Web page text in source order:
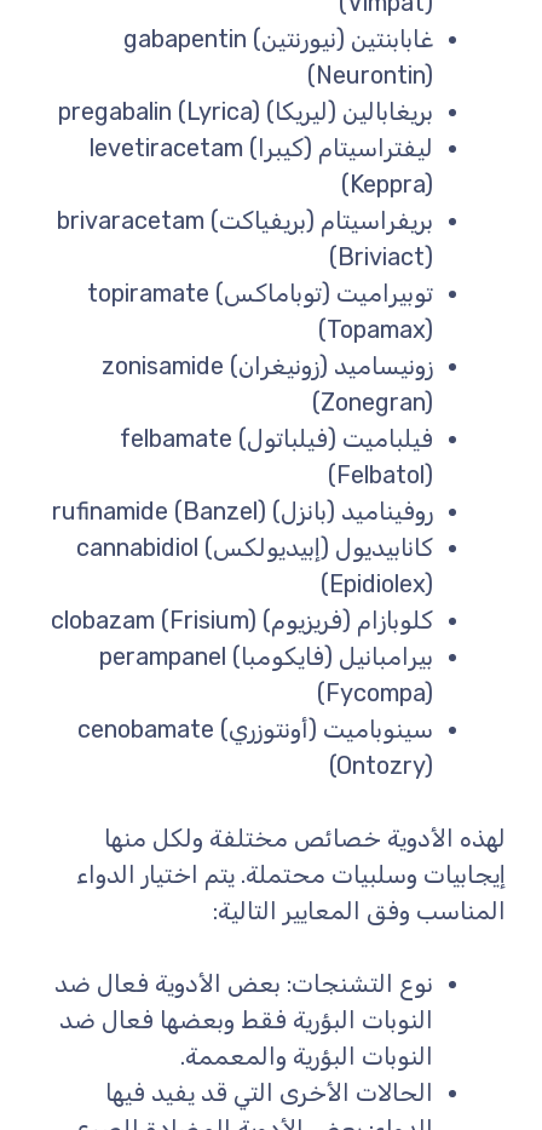
غابابنتين (نيورنتين) gabapentin
(Neurontin)
بريغابالين (ليريكا) pregabalin (Lyrica)
ليفتراسيتام (كيبرا) levetiracetam
(Keppra)
بريفراسيتام (بريفياكت) brivaracetam
(Briviact)
توبيراميت (توباماكس) topiramate
(Topamax)
زونيساميد (زونيغران) zonisamide
(Zonegran)
فيلباميت (فيلباتول) felbamate
(Felbatol)
روفيناميد (بانزل) rufinamide (Banzel)
كانابيديول (إبيديولكس) cannabidiol
(Epidiolex)
كلوبازام (فريزيوم) clobazam (Frisium)
بيرامبانيل (فايكومبا) perampanel
(Fycompa)
سينوباميت (أونتوزري) cenobamate
(Ontozry)
لهذه الأدوية خصائص مختلفة ولكل منها
إيجابيات وسلبيات محتملة. يتم اختيار الدواء
المناسب وفق المعايير التالية:
نوع التشنجات: بعض الأدوية فعال ضد
النوبات البؤرية فقط وبعضها فعال ضد
النوبات البؤرية والمعممة.
الحالات الأخرى التي قد يفيد فيها